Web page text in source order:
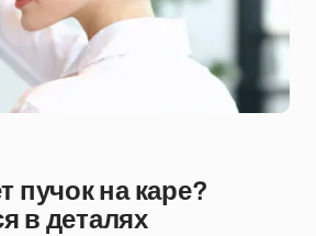
пучок на каре?
в деталях